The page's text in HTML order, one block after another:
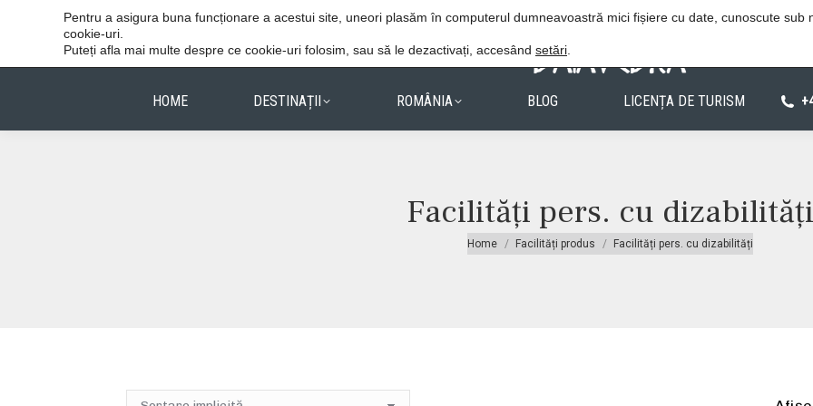
Vacanțele reușite stau în detalii. Procedura de rezervare Politica de
HOME DESTINAȚII ROMÂNIA BLOG LICENȚA DE TURISM
Facilități pers. cu dizabilități
You are here:
Home Facilități produs Facilități pers. cu dizabilități
Pentru a asigura buna funcționare a acestui site, uneori plasăm în computerul dumneavoastră mici fișiere cu date, cunoscute sub
cookie-uri.
Puteți afla mai multe despre ce cookie-uri folosim, sau să le dezactivați, accesând setări